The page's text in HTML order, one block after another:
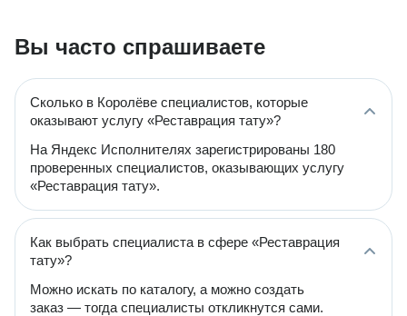
Вы часто спрашиваете
Сколько в Королёве специалистов, которые
оказывают услугу «Реставрация тату»?
На Яндекс Исполнителях зарегистрированы 180
проверенных специалистов, оказывающих услугу
«Реставрация тату».
Как выбрать специалиста в сфере «Реставрация
тату»?
Можно искать по каталогу, а можно создать
заказ — тогда специалисты откликнутся сами.